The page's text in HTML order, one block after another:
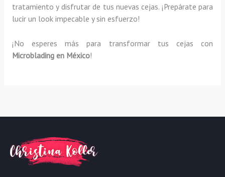
tratamiento y disfrutar de tus nuevas cejas. ¡Prepárate para
lucir un look impecable y sin esfuerzo!
¡No esperes más para transformar tus cejas con
Microblading en México!